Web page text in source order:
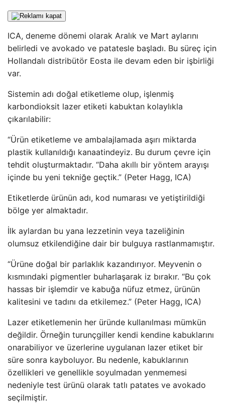
ICA, deneme dönemi olarak Aralık ve Mart aylarını
belirledi ve avokado ve patatesle başladı. Bu süreç için
Hollandalı distribütör Eosta ile devam eden bir işbirliği
var.
Sistemin adı doğal etiketleme olup, işlenmiş
karbondioksit lazer etiketi kabuktan kolaylıkla
çıkarılabilir:
“Ürün etiketleme ve ambalajlamada aşırı miktarda
plastik kullanıldığı kanaatindeyiz. Bu durum çevre için
tehdit oluşturmaktadır. “Daha akıllı bir yöntem arayışı
içinde bu yeni tekniğe geçtik.” (Peter Hagg, ICA)
Etiketlerde ürünün adı, kod numarası ve yetiştirildiği
bölge yer almaktadır.
İlk aylardan bu yana lezzetinin veya tazeliğinin
olumsuz etkilendiğine dair bir bulguya rastlanmamıştır.
“Ürüne doğal bir parlaklık kazandırıyor. Meyvenin o
kısmındaki pigmentler buharlaşarak iz bırakır. “Bu çok
hassas bir işlemdir ve kabuğa nüfuz etmez, ürünün
kalitesini ve tadını da etkilemez.” (Peter Hagg, ICA)
Lazer etiketlemenin her üründe kullanılması mümkün
değildir. Örneğin turunçgiller kendi kendine kabuklarını
onarabiliyor ve üzerlerine uygulanan lazer etiket bir
süre sonra kayboluyor. Bu nedenle, kabuklarının
özellikleri ve genellikle soyulmadan yenmemesi
nedeniyle test ürünü olarak tatlı patates ve avokado
seçilmiştir.